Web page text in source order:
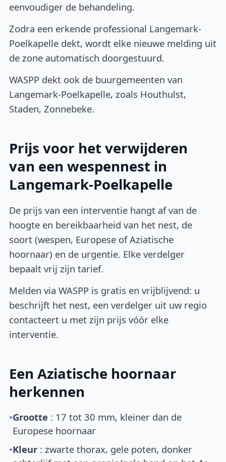
eenvoudiger de behandeling.
Zodra een erkende professional Langemark-
Poelkapelle dekt, wordt elke nieuwe melding uit
de zone automatisch doorgestuurd.
WASPP dekt ook de buurgemeenten van
Langemark-Poelkapelle, zoals Houthulst,
Staden, Zonnebeke.
Prijs voor het verwijderen
van een wespennest in
Langemark-Poelkapelle
De prijs van een interventie hangt af van de
hoogte en bereikbaarheid van het nest, de
soort (wespen, Europese of Aziatische
hoornaar) en de urgentie. Elke verdelger
bepaalt vrij zijn tarief.
Melden via WASPP is gratis en vrijblijvend: u
beschrijft het nest, een verdelger uit uw regio
contacteert u met zijn prijs vóór elke
interventie.
Een Aziatische hoornaar
herkennen
•Grootte : 17 tot 30 mm, kleiner dan de
Europese hoornaar
•Kleur : zwarte thorax, gele poten, donker